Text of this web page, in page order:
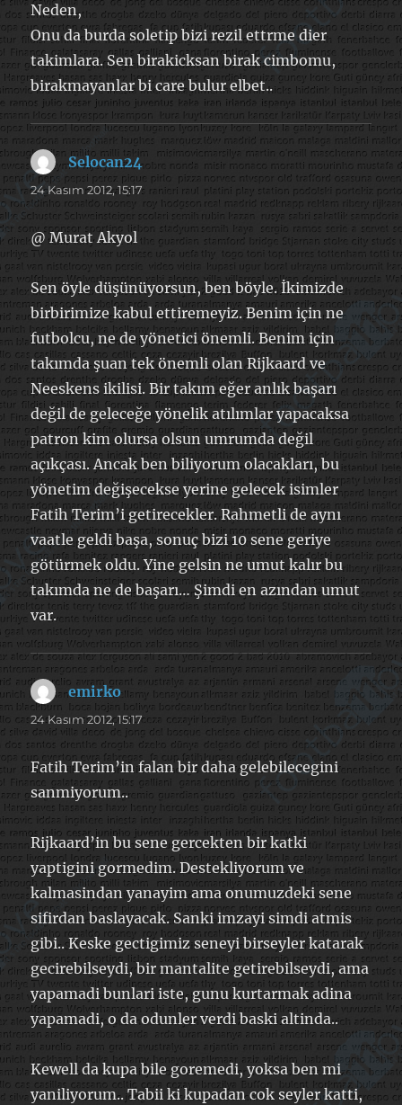
Neden,
Onu da burda soletip bizi rezil ettrme dier
takimlara. Sen birakicksan birak cimbomu,
birakmayanlar bi care bulur elbet..
Selocan24 dedi
ki:
24 Kasım 2012, 15:17
@ Murat Akyol
Sen öyle düşünüyorsun, ben böyle. İkimizde
birbirimize kabul ettiremeyiz. Benim için ne
futbolcu, ne de yönetici önemli. Benim için
takımda şuan tek önemli olan Rijkaard ve
Neeskens ikilisi. Bir takım eğer anlık başarı
değil de geleceğe yönelik atılımlar yapacaksa
patron kim olursa olsun umrumda değil
açıkçası. Ancak ben biliyorum olacakları, bu
yönetim değişecekse yerine gelecek isimler
Fatih Terim’i getirecekler. Rahmetli de aynı
vaatle geldi başa, sonuç bizi 10 sene geriye
götürmek oldu. Yine gelsin ne umut kalır bu
takımda ne de başarı… Şimdi en azından umut
var.
emirkodedi
ki:
24 Kasım 2012, 15:17
Fatih Terim’in falan bir daha gelebilecegini
sanmiyorum..
Rijkaard’in bu sene gercekten bir katki
yaptigini gormedim. Destekliyorum ve
kalmasindan yanayim ama onumuzdeki sene
sifirdan baslayacak. Sanki imzayi simdi atmis
gibi.. Keske gectigimiz seneyi birseyler katarak
gecirebilseydi, bir mantalite getirebilseydi, ama
yapamadi bunlari iste, gunu kurtarmak adina
yapamadi, o da odunler verdi baski altinda..
Kewell da kupa bile goremedi, yoksa ben mi
yaniliyorum.. Tabii ki kupadan cok seyler katti,